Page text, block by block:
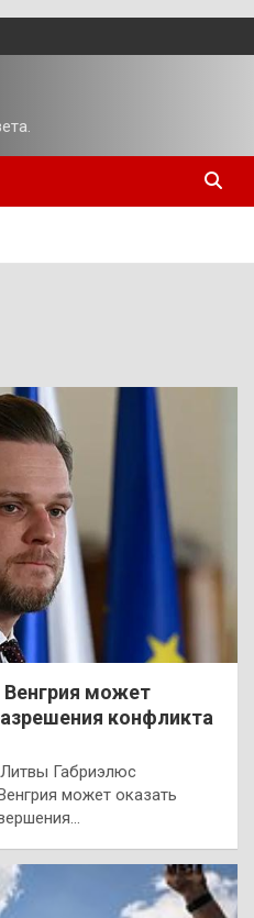
Венгрия может
конфликта
Габриэлюс
может оказать